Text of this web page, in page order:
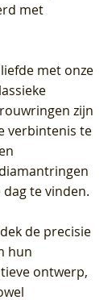
met
met onze
zijn
verbintenis te
te vinden.
de precisie
hun
ontwerp,